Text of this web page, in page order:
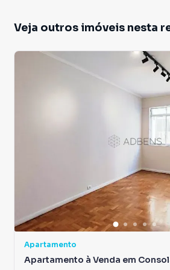
Veja outros imóveis nesta
Apartamento
Apartamento à Venda em